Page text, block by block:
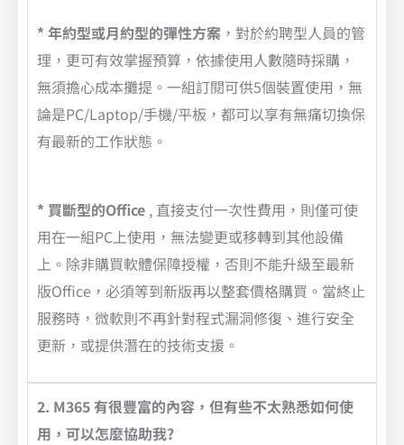
* 年約型或月約型的彈性方案 ，對於約聘型人員的管
理，更可有效掌握預算，依據使用人數隨時採購，
無須擔心成本攤提。一組訂閱可供5個裝置使用，無
論是PC/Laptop/手機/平板，都可以享有無痛切換保
有最新的工作狀態。
* 買斷型的Office , 直接支付一次性費用，則僅可使
用在一組PC上使用，無法變更或移轉到其他設備
上。除非購買軟體保障授權，否則不能升級至最新
版Office，必須等到新版再以整套價格購買。當終止
服務時，微軟則不再針對程式漏洞修復、進行安全
更新，或提供潛在的技術支援。
2. M365 有很豐富的內容，但有些不太熟悉如何使
用，可以怎麼協助我?